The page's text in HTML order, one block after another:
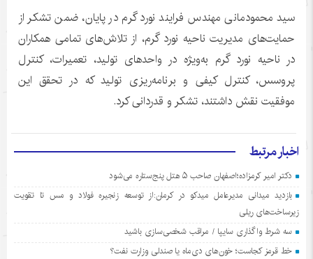
سید محمودمانی مهندس فرایند نورد گرم در پایان، ضمن تشکر از
حمایت‌های مدیریت ناحیه نورد گرم، از تلاش‌های تمامی همکاران
در ناحیه نورد گرم به‌ویژه در واحدهای تولید، تعمیرات، کنترل
پروسس، کنترل کیفی و برنامه‌ریزی تولید که در تحقق این
موفقیت نقش داشتند، تشکر و قدردانی کرد.
اخبار مرتبط
دکتر امیر کرمزاده؛اصفهان صاحب ۵ هتل پنج‌ستاره می‌شود
بازدید میدانی مدیرعامل میدکو در کرمان:از توسعه زنجیره فولاد و مس تا تقویت
زیرساخت‌های ریلی
سه شرط واگذاری سایپا / مراقب شخصی‌سازی باشید
خط قرمز کجاست؛ خون‌های دی‌ماه یا صندلی وزارت نفت؟